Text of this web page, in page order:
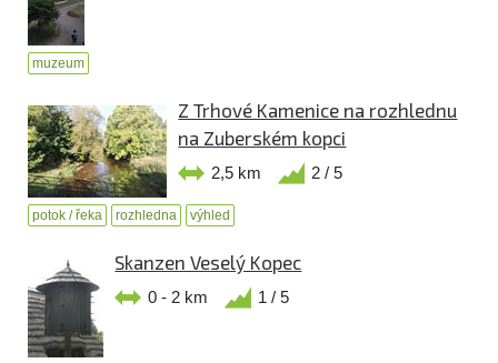
muzeum
Z Trhové Kamenice na rozhlednu
na Zuberském kopci
2,5 km 2 / 5
potok / řeka rozhledna výhled
Skanzen Veselý Kopec
0 - 2 km 1 / 5